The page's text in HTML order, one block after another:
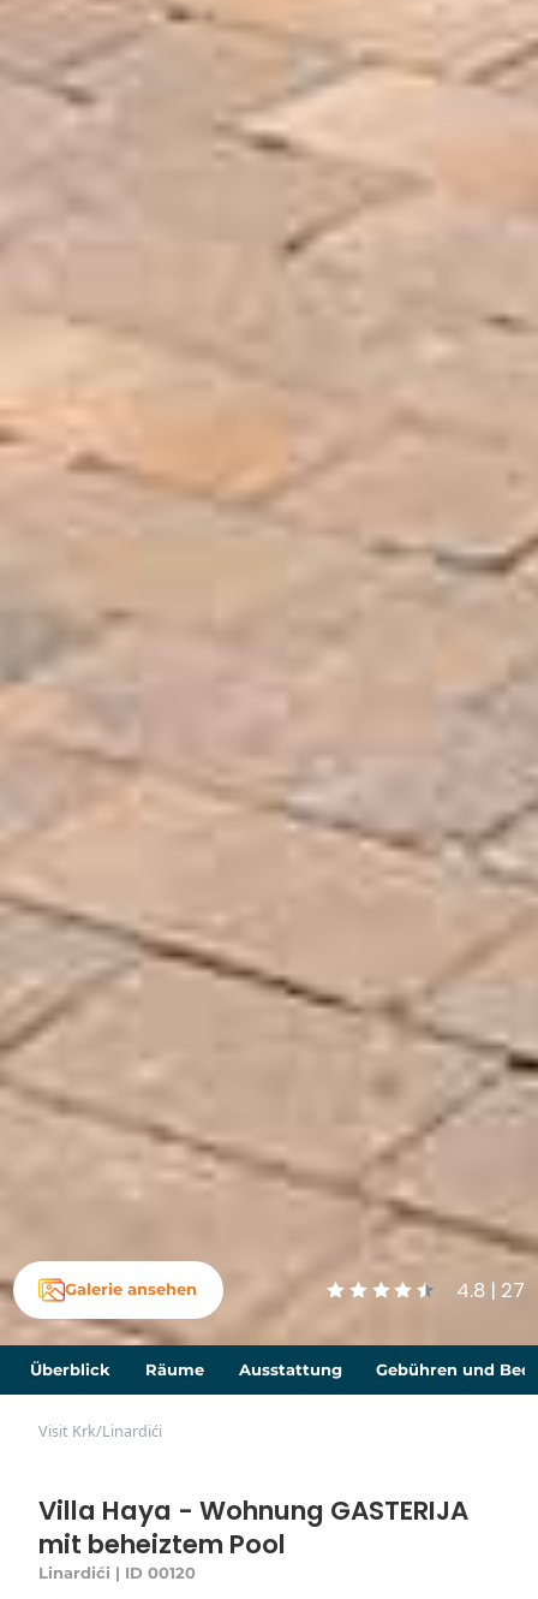
Galerie ansehen 4.8 | 27
Überblick Räume Ausstattung Gebühren und
Visit Krk/Linardići
Villa Haya - Wohnung GASTERIJA
mit beheiztem Pool
Linardići | ID 00120